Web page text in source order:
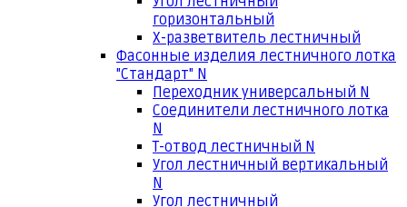
горизонтальный
Х-разветвитель лестничный
Фасонные изделия лестничного лотка
"Стандарт" N
Переходник универсальный N
Соединители лестничного лотка
N
Т-отвод лестничный N
Угол лестничный вертикальный
N
Угол лестничный